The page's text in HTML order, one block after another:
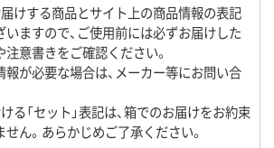
届けする商品とサイト上の商品情報の表記
ますので、ご使用前には必ずお届けした
意書きをご確認ください。
報が必要な場合は、メーカー等にお問い合
る「セット」表記は、箱でのお届けをお約束
ん。あらかじめご了承ください。